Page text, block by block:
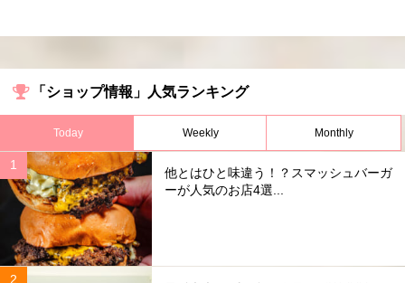
「ショップ情報」人気ランキング
Today Weekly Monthly
他とはひと味違う！？スマッシュバーガ
ーが人気のお店4選...